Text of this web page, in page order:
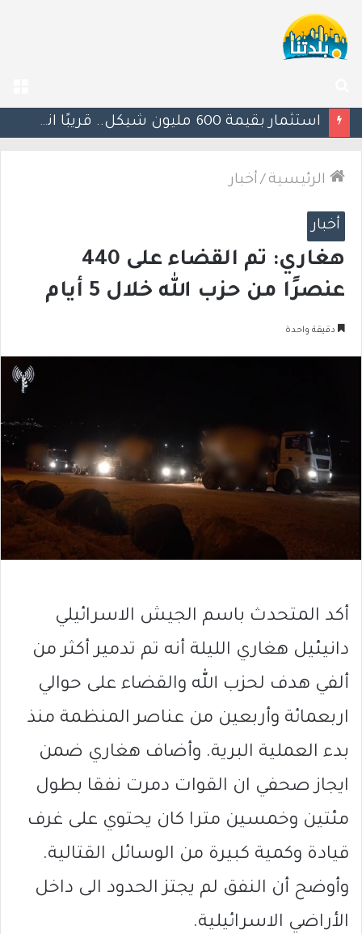
عن
الرئيسية / أخبار
أخبار
هغاري: تم القضاء على 440
عنصرًا من حزب الله خلال 5 أيام
دقيقة واحدة
أكد المتحدث باسم الجيش الاسرائيلي
دانيئيل هغاري الليلة أنه تم تدمير أكثر من
ألفي هدف لحزب الله والقضاء على حوالي
اربعمائة وأربعين من عناصر المنظمة منذ
بدء العملية البرية. وأضاف هغاري ضمن
ايجاز صحفي ان القوات دمرت نفقا بطول
مئتين وخمسين مترا كان يحتوي على غرف
قيادة وكمية كبيرة من الوسائل القتالية.
وأوضح أن النفق لم يجتز الحدود الى داخل
الأراضي الاسرائيلية.